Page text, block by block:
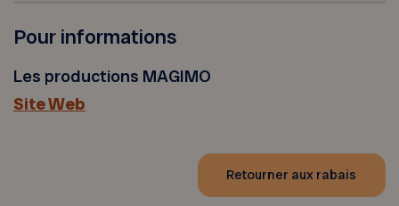
Pour informations
Les productions MAGIMO
Site Web
Retourner aux rabais